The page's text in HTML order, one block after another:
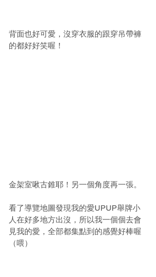
背面也好可愛，沒穿衣服的跟穿吊帶褲
的都好好笑喔！
金架室啾古錐耶！另一個角度再一張。
看了導覽地圖發現我的愛UPUP舉牌小
人在好多地方出沒，所以我一個個去會
見我的愛，全部都集點到的感覺好棒喔
（喂）